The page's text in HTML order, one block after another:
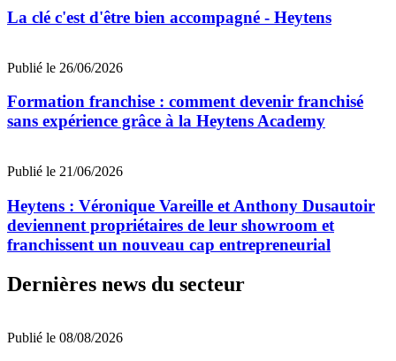
La clé c'est d'être bien accompagné - Heytens
Publié le 26/06/2026
Formation franchise : comment devenir franchisé
sans expérience grâce à la Heytens Academy
Publié le 21/06/2026
Heytens : Véronique Vareille et Anthony Dusautoir
deviennent propriétaires de leur showroom et
franchissent un nouveau cap entrepreneurial
Dernières news du secteur
Publié le 08/08/2026